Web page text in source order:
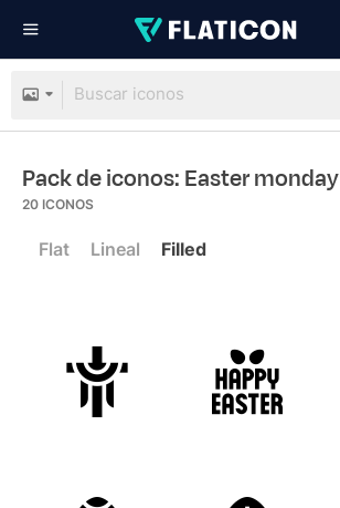
Pack de iconos: Easter monday
20 ICONOS
Flat Lineal Filled